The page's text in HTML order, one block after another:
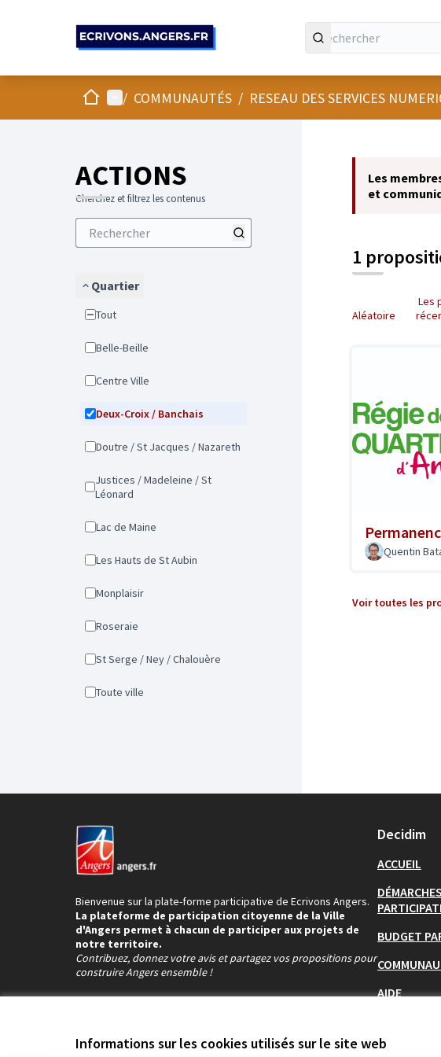
Informations sur les cookies utilisés sur le site web
AccueilMenu principal
/ COMMUNAUTÉS / RESEAU DES SERVICES
ACTIONS
Cherchez et filtrez les contenus
Quartier
Tout
Belle-Beille
Centre Ville
Deux-Croix / Banchais
Doutre / St Jacques / Nazareth
Justices / Madeleine / St
Léonard
Lac de Maine
Les Hauts de St Aubin
Monplaisir
Roseraie
St Serge / Ney / Chalouère
Toute ville
Les
et
1
Aléatoire
Les
Quentin
Voir toutes les
Bienvenue sur la plate-forme participative de Ecrivons Angers.
La plateforme de participation citoyenne de la Ville
d'Angers permet à chacun de participer aux projets de
notre territoire.
Contribuez, donnez votre avis et partagez vos propositions pour
construire Angers ensemble !
Decidim
ACCUEIL
DÉMARCHES
BUDGET
AIDE